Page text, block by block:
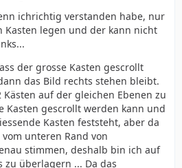
ichrichtig verstanden habe, nur
Kasten legen und der kann nicht
der grosse Kasten gescrollt
das Bild rechts stehen bleibt.
auf der gleichen Ebenen zu
Kasten gescrollt werden kann und
Kasten feststeht, aber da
unteren Rand von
stimmen, deshalb bin ich auf
zu überlagern ... Da das